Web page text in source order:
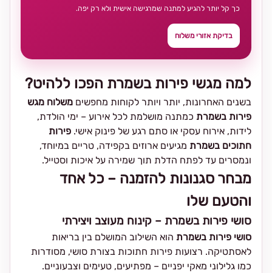
למה מגשי פירות בשמרת הפכו ללהיט?
בשנים האחרונות, יותר ויותר לקוחות מחפשים משלוח מגש
פירות בשמרת כמתנה מושלמת לכל אירוע – ימי הולדת,
לידות, אירוח עסקי או סתם רגע של פינוק אישי. פירות
חתוכים בשמרת מגיעים ארוזים בקפידה, טריים במיוחד,
ונמסרים עד לפתח הדלת תוך שמירה על איכות וסטייל.
מבחר סגנונות להזמנה – כל אחד
והטעם שלו
סושי פירות בשמרת – קינוח מעוצב ויצירתי
סושי פירות בשמרת הוא השילוב המושלם בין בריאות
לאסתטיקה. רצועות פירות חתוכות בצורת סושי, מסודרות
כמו גלילוני מאקי יפניים – מפתיעים, טעימים וצבעוניים.
כך קל יותר להגיע למתנה שמרגישה אישית ולא רק יפה.
בדיקת אזורי משלוח